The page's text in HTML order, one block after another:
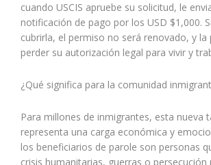
cuando USCIS apruebe su solicitud, le
notificación de pago por los USD $1,000.
cubrirla, el permiso no será renovado, y la
perder su autorización legal para vivir y
¿Qué significa para la comunidad
Para millones de inmigrantes, esta nueva
representa una carga económica y
los beneficiarios de parole son personas
crisis humanitarias, guerras o persecución